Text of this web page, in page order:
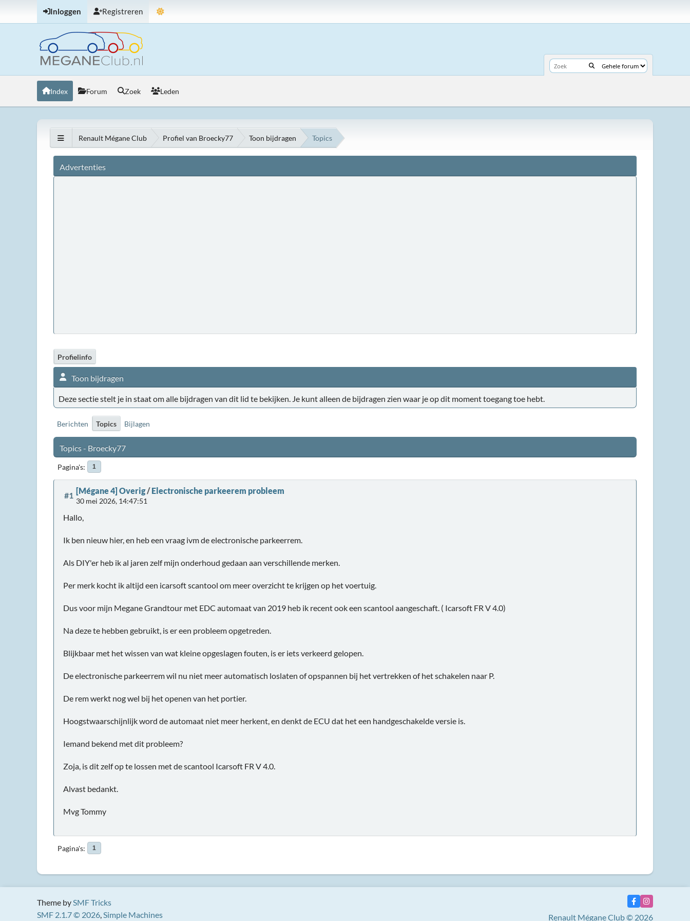
Inloggen Registreren
Index Forum Zoek Leden
Renault Mégane Club Profiel van Broecky77 Toon bijdragen Topics
Advertenties
Profielinfo
Toon bijdragen
Deze sectie stelt je in staat om alle bijdragen van dit lid te bekijken. Je kunt alleen de bijdragen zien waar je op dit moment toegang toe hebt.
Berichten Topics Bijlagen
Topics - Broecky77
Pagina's 1
#1 [Mégane 4] Overig/Electronische parkeerem probleem
30 mei 2026, 14:47:51
Hallo,
Ik ben nieuw hier, en heb een vraag ivm de electronische parkeerrem.
Als DIY'er heb ik al jaren zelf mijn onderhoud gedaan aan verschillende merken.
Per merk kocht ik altijd een icarsoft scantool om meer overzicht te krijgen op het voertuig.
Dus voor mijn Megane Grandtour met EDC automaat van 2019 heb ik recent ook een scantool aangeschaft. ( Icarsoft FR V 4.0)
Na deze te hebben gebruikt, is er een probleem opgetreden.
Blijkbaar met het wissen van wat kleine opgeslagen fouten, is er iets verkeerd gelopen.
De electronische parkeerrem wil nu niet meer automatisch loslaten of opspannen bij het vertrekken of het schakelen naar P.
De rem werkt nog wel bij het openen van het portier.
Hoogstwaarschijnlijk word de automaat niet meer herkent, en denkt de ECU dat het een handgeschakelde versie is.
Iemand bekend met dit probleem?
Zoja, is dit zelf op te lossen met de scantool Icarsoft FR V 4.0.
Alvast bedankt.
Mvg Tommy
Pagina's 1
Theme bySMF Tricks
SMF 2.1.7 © 2026,Simple Machines
Renault Mégane Club © 2026